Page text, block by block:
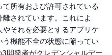
所有および許可されている
されています。これによ
それを必要とするアプリケ
機能不全の状態に陥ってい
開発者がクレデンシャルデー